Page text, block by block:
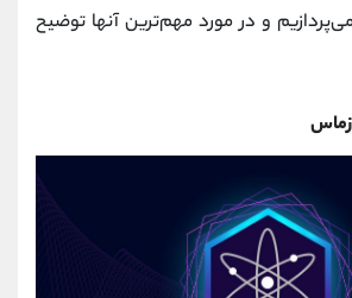
و در مورد مهم‌ترین آنها توضیح